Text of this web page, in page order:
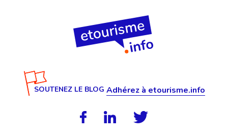
SOUTENEZ LE BLOG Adhérez à etourisme.info